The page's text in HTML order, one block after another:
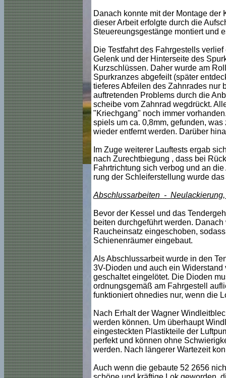
Danach konnte mit der Montage
dieser Arbeit erfolgte durch die
Steuereungsgestänge montiert und
Die Testfahrt des Fahrgestells
Gelenk und der Hinterseite des
Kurzschlüssen. Daher wurde am
Spurkranzes abgefeilt (später
tieferes Abfeilen des Zahnrades nur
auftretenden Problems durch die
scheibe vom Zahnrad wegdrückt.
"Kriechgang" noch immer
spiels um ca. 0,8mm, gefunden,
wieder entfernt werden. Darüber
Im Zuge weiterer Lauftests ergab
nach Zurechtbiegung , dass bei
Fahrtrichtung sich verbog und an
rung der Schleiferstellung wurde
Abschlussarbeiten -
Bevor der Kessel und das
beiten durchgeführt werden.
Raucheinsatz eingeschoben,
Schienenräumer eingebaut.
Als Abschlussarbeit wurde in den
3V-Dioden und auch ein
geschaltet eingelötet. Die Dioden
ordnungsgemäß am Fahrgestell
funktioniert ohnedies nur, wenn die
Nach Erhalt der Wagner
werden können. Um überhaupt
eingesteckten Plastikteile der
perfekt und können ohne
werden. Nach längerer Wartezeit
Auch wenn die gebaute 52 2656